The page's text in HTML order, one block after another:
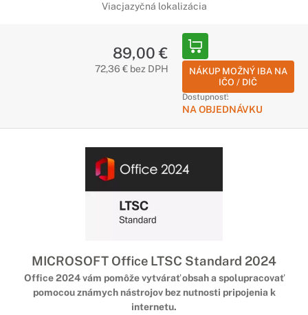
Viacjazyčná lokalizácia
89,00 €
72,36 € bez DPH
NÁKUP MOŽNÝ IBA NA
IČO / DIČ
Dostupnosť:
NA OBJEDNÁVKU
MICROSOFT Office LTSC Standard 2024
Office 2024 vám pomôže vytvárať obsah a spolupracovať
pomocou známych nástrojov bez nutnosti pripojenia k
internetu.